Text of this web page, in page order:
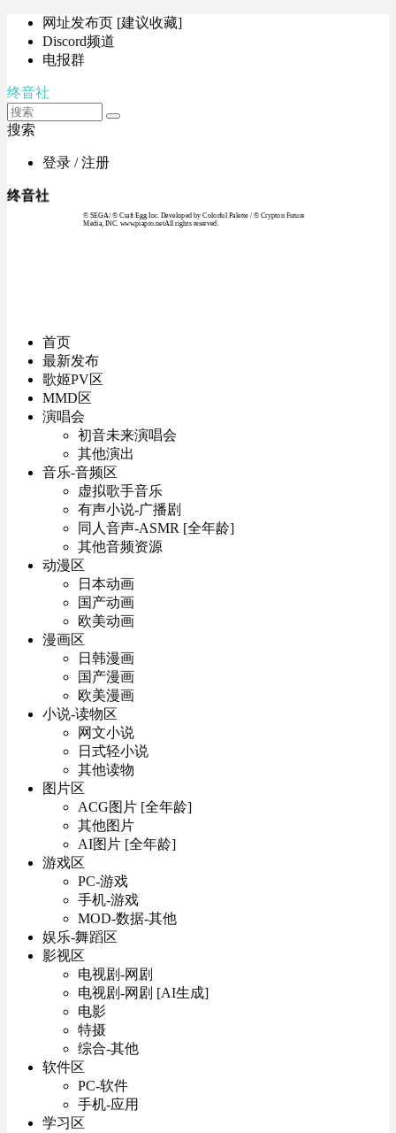
网址发布页 [建议收藏]
Discord频道
电报群
终音社
搜索
登录 / 注册
终音社
© SEGA / © Craft Egg Inc. Developed by Colorful Palette / © Crypton Future
Media, INC. www.piapro.netAll rights reserved.
首页
最新发布
歌姬PV区
MMD区
演唱会
初音未来演唱会
其他演出
音乐-音频区
虚拟歌手音乐
有声小说-广播剧
同人音声-ASMR [全年龄]
其他音频资源
动漫区
日本动画
国产动画
欧美动画
漫画区
日韩漫画
国产漫画
欧美漫画
小说-读物区
网文小说
日式轻小说
其他读物
图片区
ACG图片 [全年龄]
其他图片
AI图片 [全年龄]
游戏区
PC-游戏
手机-游戏
MOD-数据-其他
娱乐-舞蹈区
影视区
电视剧-网剧
电视剧-网剧 [AI生成]
电影
特摄
综合-其他
软件区
PC-软件
手机-应用
学习区